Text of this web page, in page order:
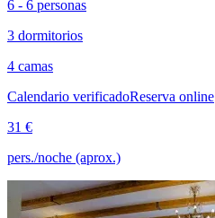
6 - 6 personas
3 dormitorios
4 camas
Calendario verificadoReserva online
31 €
pers./noche (aprox.)